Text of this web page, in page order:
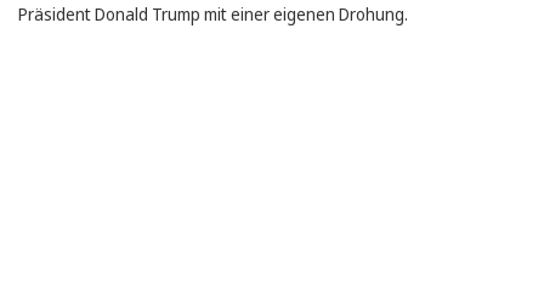
Präsident Donald Trump mit einer eigenen Drohung.